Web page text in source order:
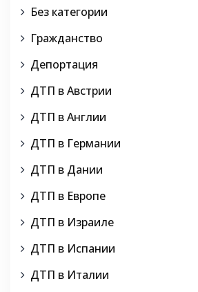
Без категории
Гражданство
Депортация
ДТП в Австрии
ДТП в Англии
ДТП в Германии
ДТП в Дании
ДТП в Европе
ДТП в Израиле
ДТП в Испании
ДТП в Италии